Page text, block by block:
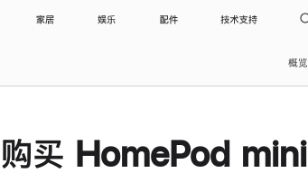
家居 娱乐 配件 技术支持
概览
购买 HomePod mini